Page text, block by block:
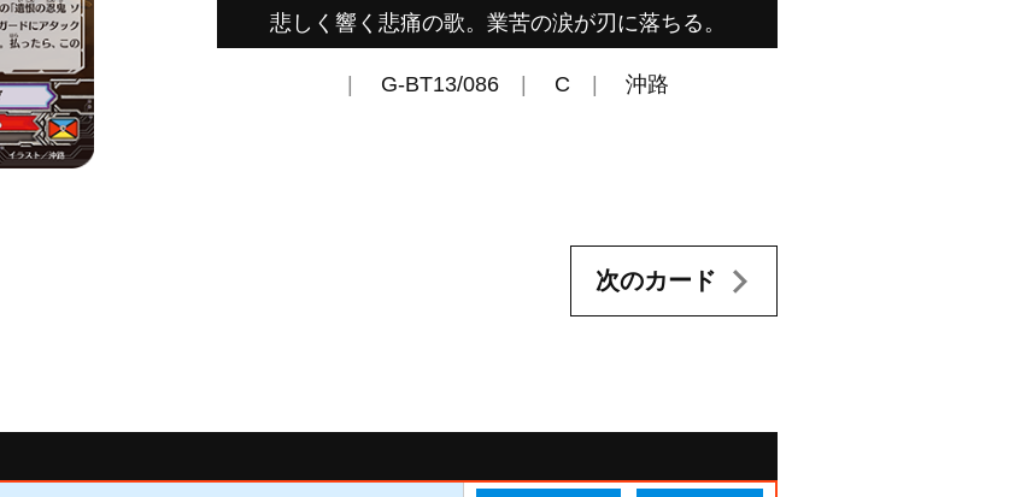
悲しく響く悲痛の歌。業苦の涙が刃に落ちる。
G-BT13/086 C 沖路
次のカード